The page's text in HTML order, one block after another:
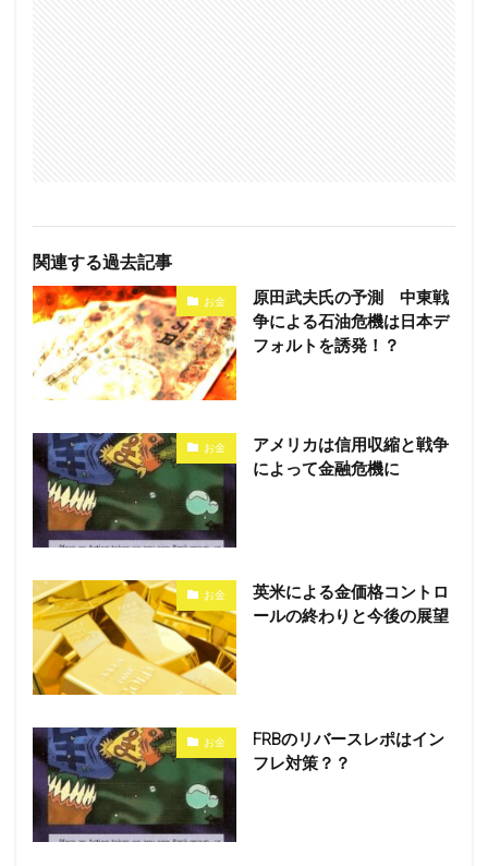
関連する過去記事
お金
原田武夫氏の予測 中東戦
争による石油危機は日本デ
フォルトを誘発！？
お金
アメリカは信用収縮と戦争
によって金融危機に
お金
英米による金価格コントロ
ールの終わりと今後の展望
お金
FRBのリバースレポはイン
フレ対策？？